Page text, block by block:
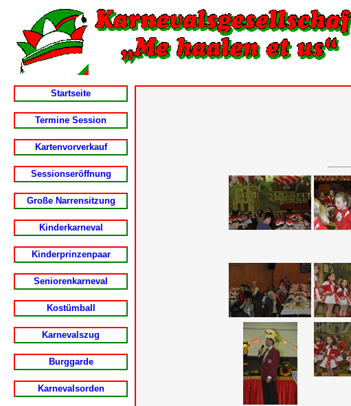
Startseite
Termine Session
Kartenvorverkauf
Sessionseröffnung
Große Narrensitzung
Kinderkarneval
Kinderprinzenpaar
Seniorenkarneval
Kostümball
Karnevalszug
Burggarde
Karnevalsorden